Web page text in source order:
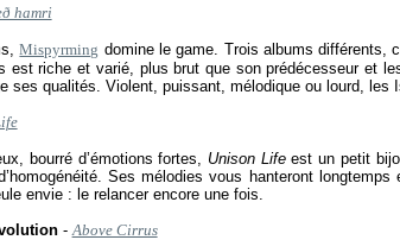
hamri
Mispyrming domine le game. Trois albums différents,
est riche et varié, plus brut que son prédécesseur et
ses qualités. Violent, puissant, mélodique ou lourd, les
bourré d’émotions fortes, Unison Lifeest un petit
Ses mélodies vous hanteront longtemps
envie : le relancer encore une fois.
-Above Cirrus